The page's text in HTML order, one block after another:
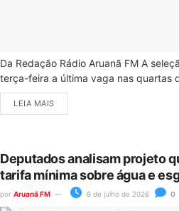
Da Redação Rádio Aruanã FM A
terça-feira a última vaga nas quartas
LEIA MAIS
Deputados analisam projeto
tarifa mínima sobre água e
por Aruanã FM 8 de julho de 2026 0